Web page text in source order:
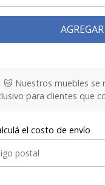
🐱 Nuestros muebles se
para clientes que
el costo de envío